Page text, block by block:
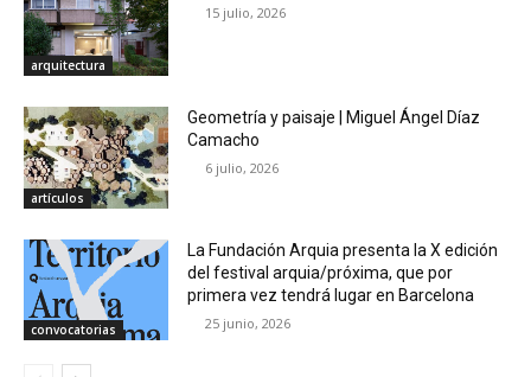
arquitectura
15 julio, 2026
artículos
Geometría y paisaje | Miguel Ángel Díaz
Camacho
6 julio, 2026
convocatorias
La Fundación Arquia presenta la X edición
del festival arquia/próxima, que por
primera vez tendrá lugar en Barcelona
25 junio, 2026